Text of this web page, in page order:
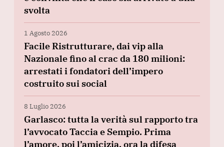
svolta
1 Agosto 2026
Facile Ristrutturare, dai vip alla
Nazionale fino al crac da 180 milioni:
arrestati i fondatori dell’impero
costruito sui social
8 Luglio 2026
Garlasco: tutta la verità sul rapporto tra
l’avvocato Taccia e Sempio. Prima
l’amore, poi l’amicizia, ora la difesa